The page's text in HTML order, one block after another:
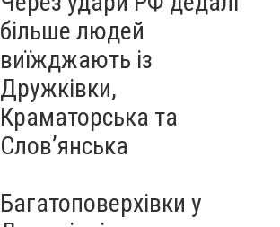
більше людей
виїжджають із
Дружківки,
Краматорська та
Слов’янська
Багатоповерхівки у